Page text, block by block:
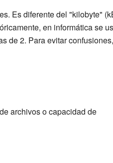
Es diferente del "kilobyte"
en informática se
de 2. Para evitar
archivos o capacidad de